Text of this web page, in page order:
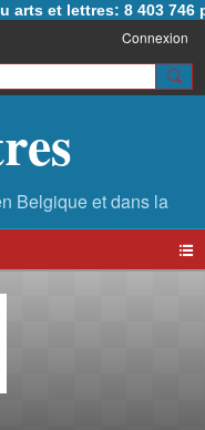
et lettres: 8 403 746
Connexion